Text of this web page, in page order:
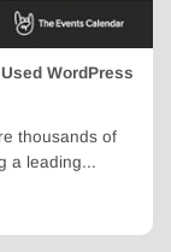
WordPress
thousands of
a leading...